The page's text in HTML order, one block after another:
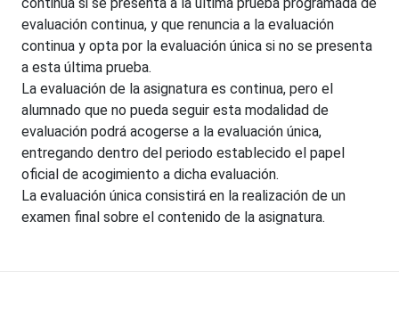
evaluación continua, y que renuncia a la evaluación
continua y opta por la evaluación única si no se presenta
a esta última prueba.
La evaluación de la asignatura es continua, pero el
alumnado que no pueda seguir esta modalidad de
evaluación podrá acogerse a la evaluación única,
entregando dentro del periodo establecido el papel
oficial de acogimiento a dicha evaluación.
La evaluación única consistirá en la realización de un
examen final sobre el contenido de la asignatura.